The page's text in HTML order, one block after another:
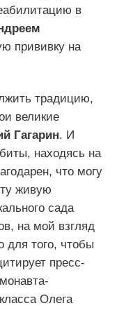
в
прививку на
традицию,
великие
Гагарин. И
находясь на
что могу
живую
сада
на мой взгляд
для того, чтобы
пресс-
Олега